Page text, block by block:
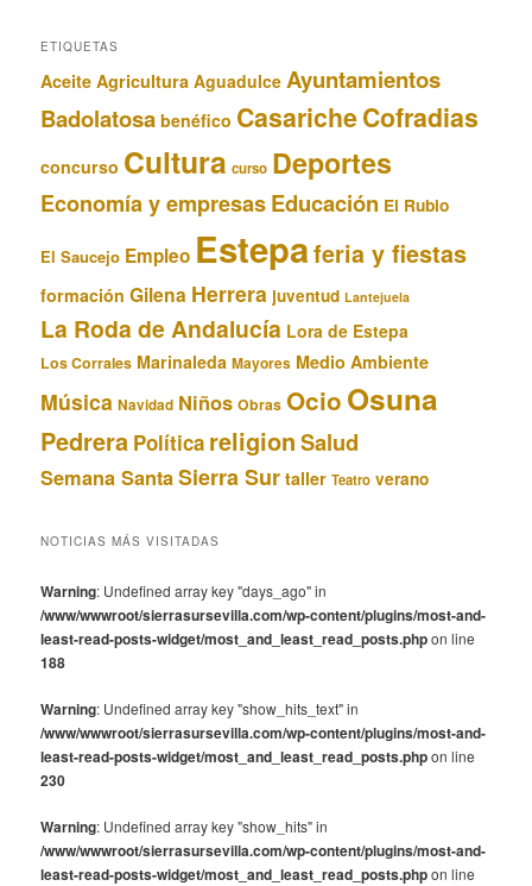
ETIQUETAS
Aceite Agricultura Aguadulce Ayuntamientos
Badolatosa benéfico CasaricheCofradias
concurso Cultura curso Deportes
Economía y empresasEducación El Rubio
El Saucejo Empleo Estepaferia y fiestas
formación Gilena Herrera juventud Lantejuela
La Roda de Andalucía Lora de Estepa
Los Corrales Marinaleda Mayores Medio Ambiente
Música Navidad Niños Obras Ocio Osuna
Pedrera Política religionSalud
Semana SantaSierra Sur taller Teatro verano
NOTICIAS MÁS VISITADAS
Warning: Undefined array key "days_ago" in
/www/wwwroot/sierrasursevilla.com/wp-content/plugins/most-and-
least-read-posts-widget/most_and_least_read_posts.phpon line
188
Warning: Undefined array key "show_hits_text" in
/www/wwwroot/sierrasursevilla.com/wp-content/plugins/most-and-
least-read-posts-widget/most_and_least_read_posts.phpon line
230
Warning: Undefined array key "show_hits" in
/www/wwwroot/sierrasursevilla.com/wp-content/plugins/most-and-
least-read-posts-widget/most_and_least_read_posts.phpon line